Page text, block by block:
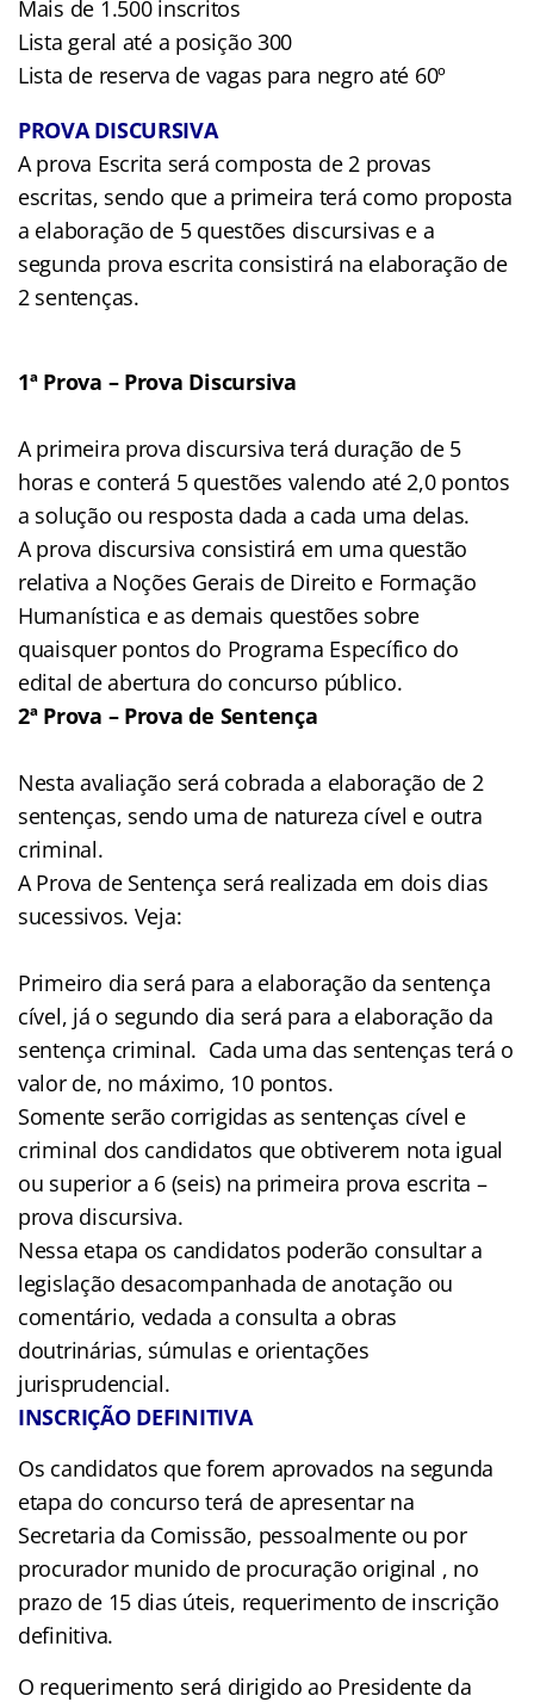
Mais de 1.500 inscritos
Lista geral até a posição 300
Lista de reserva de vagas para negro até 60º
PROVA DISCURSIVA
A prova Escrita será composta de 2 provas
escritas, sendo que a primeira terá como proposta
a elaboração de 5 questões discursivas e a
segunda prova escrita consistirá na elaboração de
2 sentenças.
1ª Prova – Prova Discursiva
A primeira prova discursiva terá duração de 5
horas e conterá 5 questões valendo até 2,0 pontos
a solução ou resposta dada a cada uma delas.
A prova discursiva consistirá em uma questão
relativa a Noções Gerais de Direito e Formação
Humanística e as demais questões sobre
quaisquer pontos do Programa Específico do
edital de abertura do concurso público.
2ª Prova – Prova de Sentença
Nesta avaliação será cobrada a elaboração de 2
sentenças, sendo uma de natureza cível e outra
criminal.
A Prova de Sentença será realizada em dois dias
sucessivos. Veja:
Primeiro dia será para a elaboração da sentença
cível, já o segundo dia será para a elaboração da
sentença criminal. Cada uma das sentenças terá o
valor de, no máximo, 10 pontos.
Somente serão corrigidas as sentenças cível e
criminal dos candidatos que obtiverem nota igual
ou superior a 6 (seis) na primeira prova escrita –
prova discursiva.
Nessa etapa os candidatos poderão consultar a
legislação desacompanhada de anotação ou
comentário, vedada a consulta a obras
doutrinárias, súmulas e orientações
jurisprudencial.
INSCRIÇÃO DEFINITIVA
Os candidatos que forem aprovados na segunda
etapa do concurso terá de apresentar na
Secretaria da Comissão, pessoalmente ou por
procurador munido de procuração original , no
prazo de 15 dias úteis, requerimento de inscrição
definitiva.
O requerimento será dirigido ao Presidente da